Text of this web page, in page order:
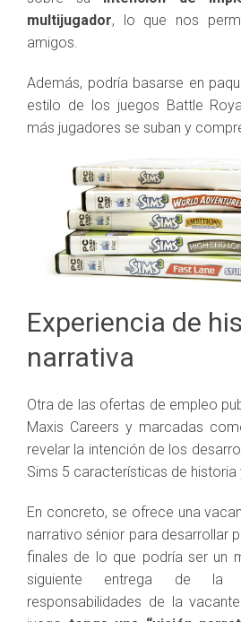
multijugador, lo que nos
amigos.
Además, podría basarse en
estilo de los juegos Battle
más jugadores se suban y
Experiencia de
narrativa
Otra de las ofertas de empleo
Maxis Careers y marcadas
revelar la intención de los
Sims 5 características de historia
En concreto, se ofrece una
narrativo sénior para desarrollar
finales de lo que podría ser un
siguiente entrega de la
responsabilidades de la